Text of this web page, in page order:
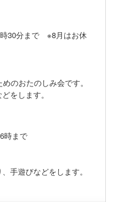
30分まで ※8月はお休
のおたのしみ会です。
をします。
時まで
手遊びなどをします。